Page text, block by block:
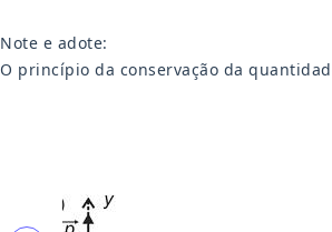
Note e adote:
O princípio da conservação da